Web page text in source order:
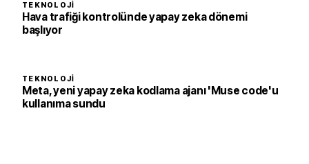
TEKNOLOJI
Hava trafiği kontrolünde yapay zeka dönemi
başlıyor
TEKNOLOJI
Meta, yeni yapay zeka kodlama ajanı 'Muse code'u
kullanıma sundu